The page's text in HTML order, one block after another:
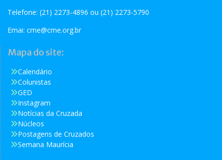
Telefone: (21) 2273-4896 ou (21) 2273-5790
Emai: cme@cme.org.br
Mapa do site:
Calendário
Colunistas
GED
Instagram
Notícias da Cruzada
Núcleos
Postagens de Cruzados
Semana Maurícia